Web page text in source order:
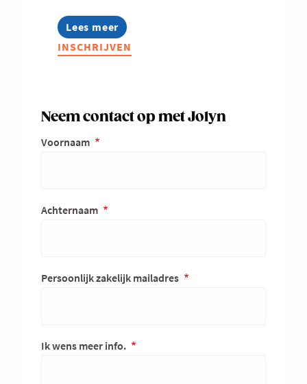
Lees meer
about
Marketeers
INSCHRIJVEN
Neem contact op met Jolyn
Voornaam
Achternaam
Persoonlijk zakelijk mailadres
Ik wens meer info.